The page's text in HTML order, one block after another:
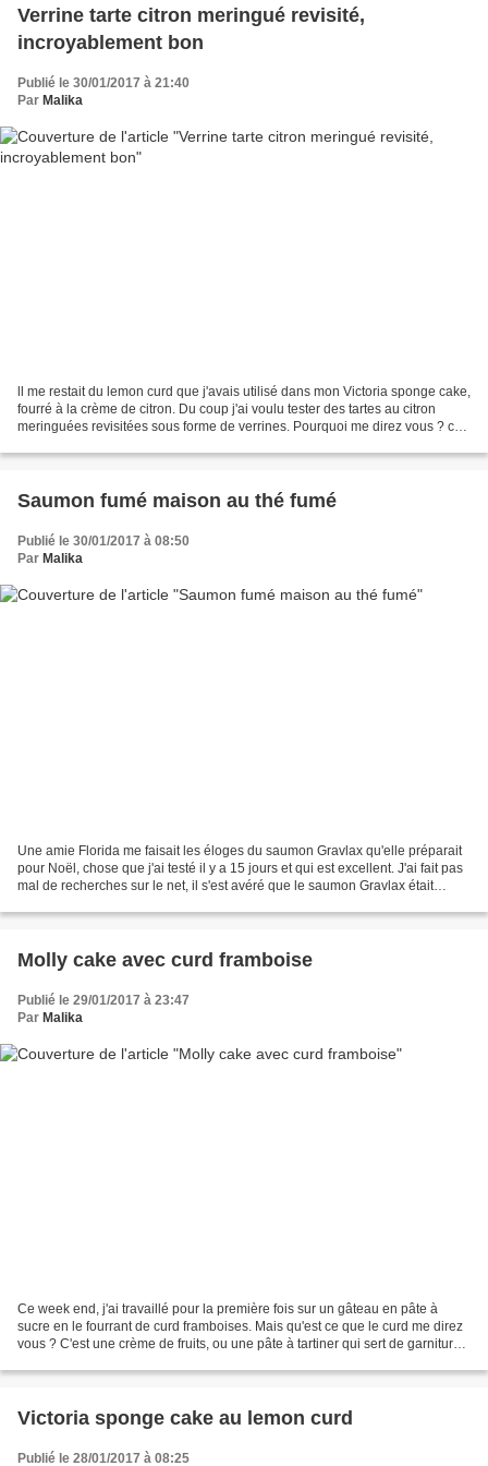
Verrine tarte citron meringué revisité,
incroyablement bon
Publié le 30/01/2017 à 21:40
Par Malika
ll me restait du lemon curd que j'avais utilisé dans mon Victoria sponge cake,
fourré à la crème de citron. Du coup j'ai voulu tester des tartes au citron
meringuées revisitées sous forme de verrines. Pourquoi me direz vous ? car
Saumon fumé maison au thé fumé
Publié le 30/01/2017 à 08:50
Par Malika
Une amie Florida me faisait les éloges du saumon Gravlax qu'elle préparait
pour Noël, chose que j'ai testé il y a 15 jours et qui est excellent. J'ai fait pas
mal de recherches sur le net, il s'est avéré que le saumon Gravlax était
Molly cake avec curd framboise
Publié le 29/01/2017 à 23:47
Par Malika
Ce week end, j'ai travaillé pour la première fois sur un gâteau en pâte à
sucre en le fourrant de curd framboises. Mais qu'est ce que le curd me direz
vous ? C'est une crème de fruits, ou une pâte à tartiner qui sert de garniture
Victoria sponge cake au lemon curd
Publié le 28/01/2017 à 08:25